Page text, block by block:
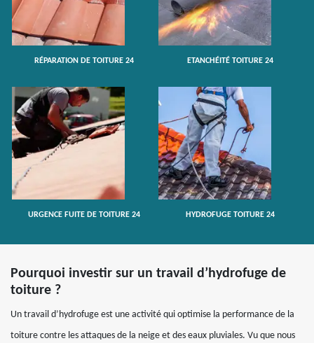
RÉPARATION DE TOITURE 24 ETANCHÉITÉ TOITURE 24
URGENCE FUITE DE TOITURE 24 HYDROFUGE TOITURE 24
Pourquoi investir sur un travail d’hydrofuge de
toiture ?
Un travail d’hydrofuge est une activité qui optimise la performance de la
toiture contre les attaques de la neige et des eaux pluviales. Vu que nous